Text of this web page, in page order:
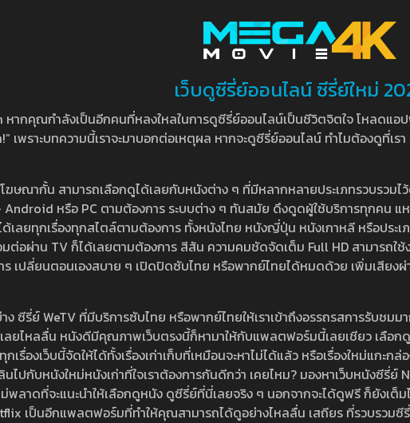
เว็บดูซีรี่ย์ออนไลน์ ซีรี่ย์ใหม่
ากคุณกำลังเป็นอีกคนที่หลงใหลในการดูซีรี่ย์ออนไลน์เป็นชีวิตจิตใจ โหลดแ
เพราะบทความนี้เราจะมาบอกต่อเหตุผล หากจะดูซีรี่ย์ออนไลน์ ทำไมต้องดูที่เ
ฆษณากั้น สามารถเลือกดูได้เลยกับหนังต่าง ๆ ที่มีหลากหลายประเภทรวบรว
Android หรือ PC ตามต้องการ ระบบต่าง ๆ ทันสมัย ดึงดูดผู้ใช้บริการทุกคน
ลยทุกเรื่องทุกสไตล์ตามต้องการ ทั้งหนังไทย หนังญี่ปุ่น หนังเกาหลี หรือประ
ต่อผ่าน TV ก็ได้เลยตามต้องการ สีสัน ความคมชัดจัดเต็ม Full HD สามารถใ
เปลี่ยนตอนเองสบาย ๆ เปิดปิดซับไทย หรือพากย์ไทยได้หมดด้วย เพิ่มเสียง
ซีรี่ย์ WeTV ที่มีบริการซับไทย หรือพากย์ไทยให้เราเข้าถึงอรรถรสการรับช
ยไหลลื่น หนังดีมีคุณภาพเว็บตรงนี้ก็หามาให้กับแพลตฟอร์มนี้เลยเชียว เลือก
รื่องเว็บนี้จัดให้ได้ทั้งเรื่องเก่าเก็บที่เหมือนจะหาไม่ได้แล้ว หรือเรื่องใหม่แก
ไปกับหนังใหม่หนังเก่าที่ใจเราต้องการกันดีกว่า เคยไหม? มองหาเว็บหนังซีรี่
พลาดที่จะแนะนำให้เลือกดูหนัง ดูซีรี่ย์ที่นี่เลยจริง ๆ นอกจากจะได้ดูฟรี ก็ยังเ
เป็นอีกแพลตฟอร์มที่ทำให้คุณสามารถได้ดูอย่างไหลลื่น เสถียร ที่รวบรวมซี